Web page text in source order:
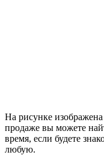
На рисунке
продаже вы можете
время, если будете
любую.